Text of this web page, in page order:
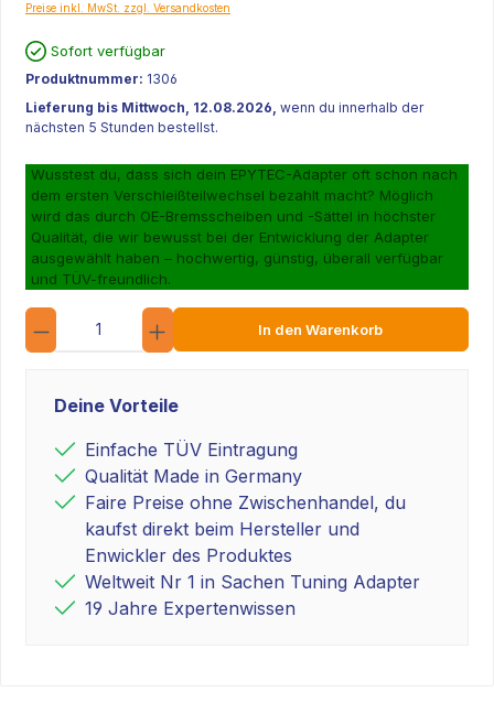
Preise inkl. MwSt. zzgl. Versandkosten
Sofort verfügbar
Produktnummer: 1306
Lieferung bis Mittwoch, 12.08.2026, wenn du innerhalb der
nächsten 5 Stunden bestellst.
Wusstest du, dass sich dein EPYTEC-Adapter oft schon nach
dem ersten Verschleißteilwechsel bezahlt macht? Möglich
wird das durch OE-Bremsscheiben und -Sättel in höchster
Qualität, die wir bewusst bei der Entwicklung der Adapter
ausgewählt haben – hochwertig, günstig, überall verfügbar
und TÜV-freundlich.
Anzahl
In den Warenkorb
Deine Vorteile
Einfache TÜV Eintragung
Qualität Made in Germany
Faire Preise ohne Zwischenhandel, du
kaufst direkt beim Hersteller und
Enwickler des Produktes
Weltweit Nr 1 in Sachen Tuning Adapter
19 Jahre Expertenwissen